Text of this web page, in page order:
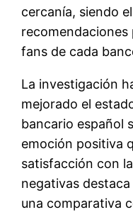
cercanía, siendo
recomendaciones
fans de cada
La investigación
mejorado el
bancario español
emoción positiva
satisfacción con
negativas
una comparativa